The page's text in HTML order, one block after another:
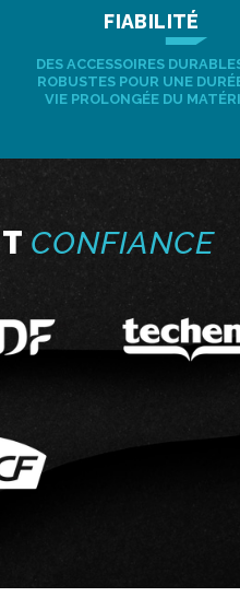
DES ACCESSOIRES
ROBUSTES POUR UNE
VIE PROLONGÉE DU
FIABILITÉ
CONFIANCE